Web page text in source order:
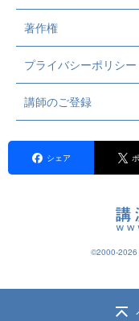
著作権
プライバシーポリシー
講師のご登録
シェア
©2000-2026